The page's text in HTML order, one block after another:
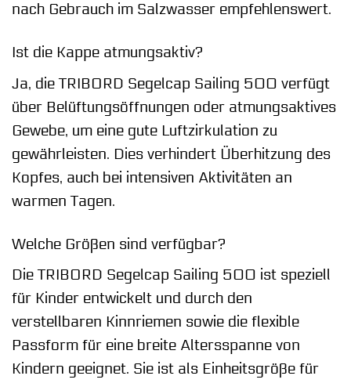
nach Gebrauch im Salzwasser empfehlenswert.
Ist die Kappe atmungsaktiv?
Ja, die TRIBORD Segelcap Sailing 500 verfügt
über Belüftungsöffnungen oder atmungsaktives
Gewebe, um eine gute Luftzirkulation zu
gewährleisten. Dies verhindert Überhitzung des
Kopfes, auch bei intensiven Aktivitäten an
warmen Tagen.
Welche Größen sind verfügbar?
Die TRIBORD Segelcap Sailing 500 ist speziell
für Kinder entwickelt und durch den
verstellbaren Kinnriemen sowie die flexible
Passform für eine breite Altersspanne von
Kindern geeignet. Sie ist als Einheitsgröße für